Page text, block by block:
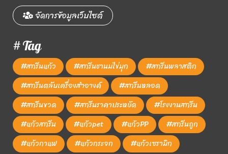
จัดการข้อมูลเว็บไซต์
# Tag
#สกรีนแก้ว #สกรีนชานมไข่มุก
#สกรีนพลาสติก
#สกรีนตลับเครื่องสำอางค์
#สกรีนหลอด
#สกรีนขวด
#สกรีนราคาประหยัด
#โรงงานสกรีน
#แก้วสกรีน
#แก้วpet #แก้วPP
#สกรีนถูก
#แก้วกาแฟ
#แก้วกระจก #แก้วเซรามิก